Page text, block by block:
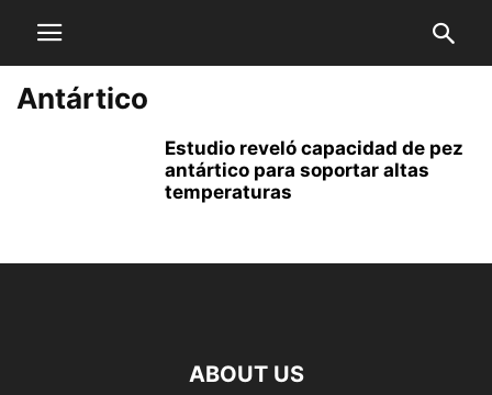
Antártico
Estudio reveló capacidad de pez
antártico para soportar altas
temperaturas
ABOUT US